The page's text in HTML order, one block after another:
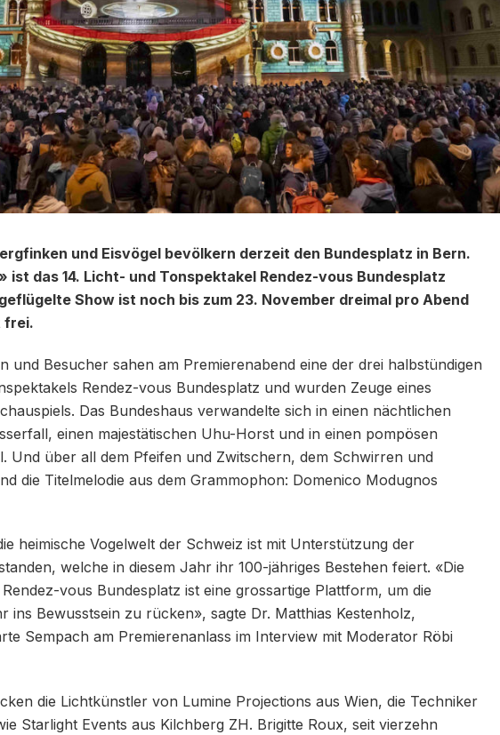
und Eisvögel bevölkern derzeit den Bundesplatz in Bern.
ist das 14. Licht- und Tonspektakel Rendez-vous Bundesplatz
Show ist noch bis zum 23. November dreimal pro Abend
frei.
und Besucher sahen am Premierenabend eine der drei halbstündigen
Rendez-vous Bundesplatz und wurden Zeuge eines
Das Bundeshaus verwandelte sich in einen nächtlichen
einen majestätischen Uhu-Horst und in einen pompösen
Und über all dem Pfeifen und Zwitschern, dem Schwirren und
die Titelmelodie aus dem Grammophon: Domenico Modugnos
heimische Vogelwelt der Schweiz ist mit Unterstützung der
welche in diesem Jahr ihr 100-jähriges Bestehen feiert. «Die
vous Bundesplatz ist eine grossartige Plattform, um die
ins Bewusstsein zu rücken», sagte Dr. Matthias Kestenholz,
Sempach am Premierenanlass im Interview mit Moderator Röbi
die Lichtkünstler von Lumine Projections aus Wien, die Techniker
Starlight Events aus Kilchberg ZH. Brigitte Roux, seit vierzehn